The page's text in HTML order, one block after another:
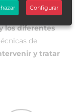
deactuar en el
. Así,
los diferentes
de
y tratar
Configurar